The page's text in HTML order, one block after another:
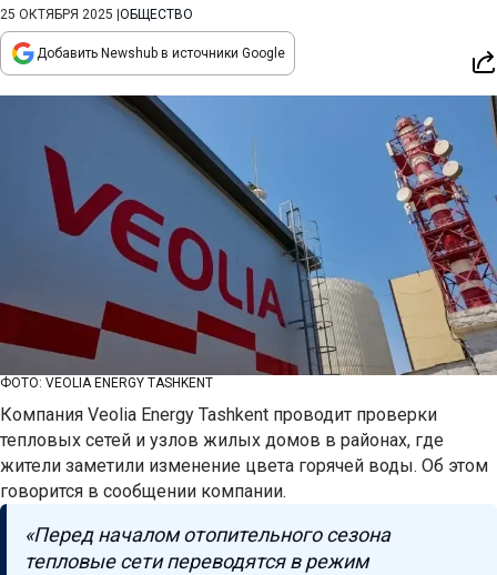
25 ОКТЯБРЯ 2025 ОБЩЕСТВО
Добавить Newshub в источники Google
ФОТО: VEOLIA ENERGY TASHKENT
Компания Veolia Energy Tashkent проводит проверки
тепловых сетей и узлов жилых домов в районах, где
жители заметили изменение цвета горячей воды. Об этом
говорится в сообщении компании.
«Перед началом отопительного сезона
тепловые сети переводятся в режим